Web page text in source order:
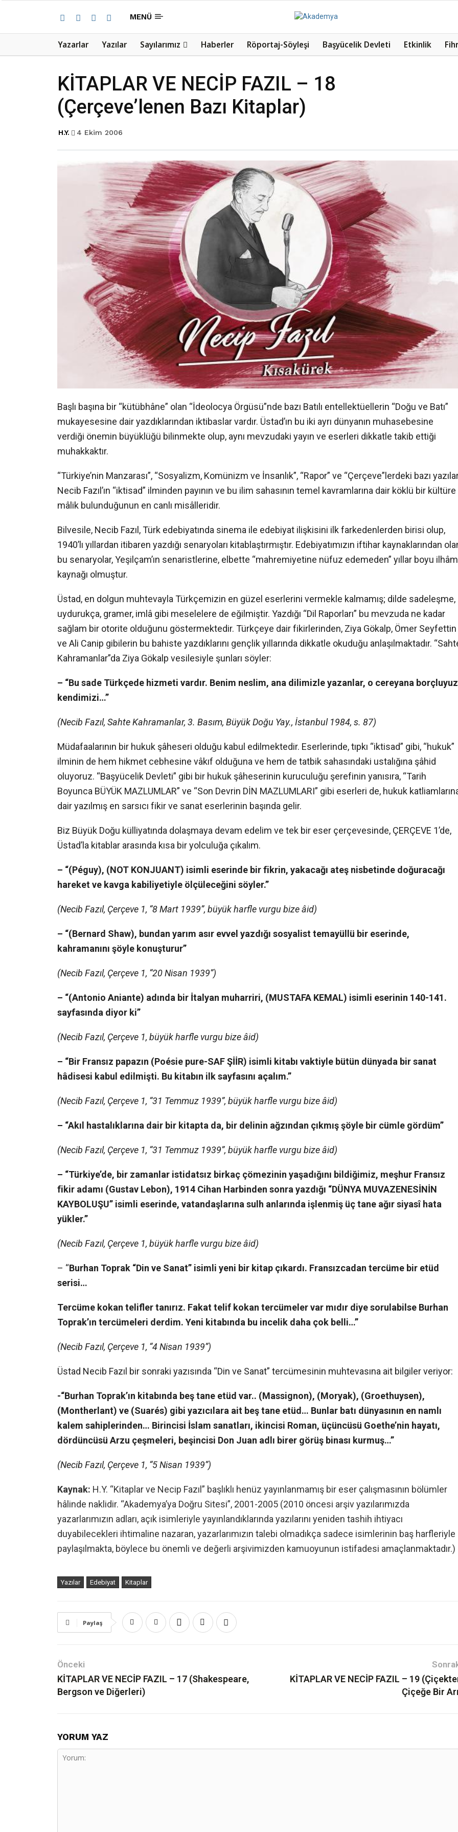
MENÜ
Yazarlar Yazılar Sayılarımız Haberler Röportaj-Söyleşi Başyücelik Devleti Etkinlik
KİTAPLAR VE NECİP FAZIL – 18
(Çerçeve’lenen Bazı Kitaplar)
H.Y. 4 Ekim 2006
Başlı başına bir “kütübhâne” olan “İdeolocya Örgüsü”nde bazı Batılı entellektüellerin “Doğu ve Batı”
mukayesesine dair yazdıklarından iktibaslar vardır. Üstad’ın bu iki ayrı dünyanın muhasebesine
verdiği önemin büyüklüğü bilinmekte olup, aynı mevzudaki yayın ve eserleri dikkatle takib ettiği
muhakkaktır.
“Türkiye’nin Manzarası”, “Sosyalizm, Komünizm ve İnsanlık”, “Rapor” ve “Çerçeve”lerdeki bazı
Necib Fazıl’ın “iktisad” ilminden payının ve bu ilim sahasının temel kavramlarına dair köklü bir kültüre
mâlik bulunduğunun en canlı misâlleridir.
Bilvesile, Necib Fazıl, Türk edebiyatında sinema ile edebiyat ilişkisini ilk farkedenlerden birisi olup,
1940’lı yıllardan itibaren yazdığı senaryoları kitablaştırmıştır. Edebiyatımızın iftihar kaynaklarından
bu senaryolar, Yeşilçam’ın senaristlerine, elbette “mahremiyetine nüfuz edemeden” yıllar boyu ilhâm
kaynağı olmuştur.
Üstad, en dolgun muhtevayla Türkçemizin en güzel eserlerini vermekle kalmamış; dilde sadeleşme,
uydurukça, gramer, imlâ gibi meselelere de eğilmiştir. Yazdığı “Dil Raporları” bu mevzuda ne kadar
sağlam bir otorite olduğunu göstermektedir. Türkçeye dair fikirlerinden, Ziya Gökalp, Ömer Seyfettin
ve Ali Canip gibilerin bu bahiste yazdıklarını gençlik yıllarında dikkatle okuduğu anlaşılmaktadır.
Kahramanlar”da Ziya Gökalp vesilesiyle şunları söyler:
– “Bu sade Türkçede hizmeti vardır. Benim neslim, ana dilimizle yazanlar, o cereyana borçluyuz
kendimizi…”
(Necib Fazıl, Sahte Kahramanlar, 3. Basım, Büyük Doğu Yay., İstanbul 1984, s. 87)
Müdafaalarının bir hukuk şâheseri olduğu kabul edilmektedir. Eserlerinde, tıpkı “iktisad” gibi, “hukuk”
ilminin de hem hikmet cebhesine vâkıf olduğuna ve hem de tatbik sahasındaki ustalığına şâhid
oluyoruz. “Başyücelik Devleti” gibi bir hukuk şâheserinin kuruculuğu şerefinin yanısıra, “Tarih
Boyunca BÜYÜK MAZLUMLAR” ve “Son Devrin DİN MAZLUMLARI” gibi eserleri de, hukuk
dair yazılmış en sarsıcı fikir ve sanat eserlerinin başında gelir.
Biz Büyük Doğu külliyatında dolaşmaya devam edelim ve tek bir eser çerçevesinde, ÇERÇEVE 1’de,
Üstad’la kitablar arasında kısa bir yolculuğa çıkalım.
– “(Péguy), (NOT KONJUANT) isimli eserinde bir fikrin, yakacağı ateş nisbetinde doğuracağı
hareket ve kavga kabiliyetiyle ölçüleceğini söyler.”
(Necib Fazıl, Çerçeve 1, “8 Mart 1939”, büyük harfle vurgu bize âid)
– “(Bernard Shaw), bundan yarım asır evvel yazdığı sosyalist temayüllü bir eserinde,
kahramanını şöyle konuşturur”
(Necib Fazıl, Çerçeve 1, “20 Nisan 1939”)
– “(Antonio Aniante) adında bir İtalyan muharriri, (MUSTAFA KEMAL) isimli eserinin 140-141.
sayfasında diyor ki”
(Necib Fazıl, Çerçeve 1, büyük harfle vurgu bize âid)
– “Bir Fransız papazın (Poésie pure-SAF ŞİİR) isimli kitabı vaktiyle bütün dünyada bir sanat
hâdisesi kabul edilmişti. Bu kitabın ilk sayfasını açalım.”
(Necib Fazıl, Çerçeve 1, “31 Temmuz 1939”, büyük harfle vurgu bize âid)
– “Akıl hastalıklarına dair bir kitapta da, bir delinin ağzından çıkmış şöyle bir cümle gördüm”
(Necib Fazıl, Çerçeve 1, “31 Temmuz 1939”, büyük harfle vurgu bize âid)
– “Türkiye’de, bir zamanlar istidatsız birkaç çömezinin yaşadığını bildiğimiz, meşhur Fransız
fikir adamı (Gustav Lebon), 1914 Cihan Harbinden sonra yazdığı “DÜNYA MUVAZENESİNİN
KAYBOLUŞU” isimli eserinde, vatandaşlarına sulh anlarında işlenmiş üç tane ağır siyasî hata
yükler.”
(Necib Fazıl, Çerçeve 1, büyük harfle vurgu bize âid)
– “Burhan Toprak “Din ve Sanat” isimli yeni bir kitap çıkardı. Fransızcadan tercüme bir etüd
serisi…
Tercüme kokan telifler tanırız. Fakat telif kokan tercümeler var mıdır diye sorulabilse Burhan
Toprak’ın tercümeleri derdim. Yeni kitabında bu incelik daha çok belli…”
(Necib Fazıl, Çerçeve 1, “4 Nisan 1939”)
Üstad Necib Fazıl bir sonraki yazısında “Din ve Sanat” tercümesinin muhtevasına ait bilgiler veriyor:
-“Burhan Toprak’ın kitabında beş tane etüd var.. (Massignon), (Moryak), (Groethuysen),
(Montherlant) ve (Suarés) gibi yazıcılara ait beş tane etüd… Bunlar batı dünyasının en namlı
kalem sahiplerinden… Birincisi İslam sanatları, ikincisi Roman, üçüncüsü Goethe’nin hayatı,
dördüncüsü Arzu çeşmeleri, beşincisi Don Juan adlı birer görüş binası kurmuş…”
(Necib Fazıl, Çerçeve 1, “5 Nisan 1939”)
Kaynak: H.Y. “Kitaplar ve Necip Fazıl” başlıklı henüz yayınlanmamış bir eser çalışmasının bölümler
hâlinde naklidir. “Akademya’ya Doğru Sitesi”, 2001-2005 (2010 öncesi arşiv yazılarımızda
yazarlarımızın adları, açık isimleriyle yayınlandıklarında yazılarını yeniden tashih ihtiyacı
duyabilecekleri ihtimaline nazaran, yazarlarımızın talebi olmadıkça sadece isimlerinin baş harfleriyle
paylaşılmakta, böylece bu önemli ve değerli arşivimizden kamuoyunun istifadesi amaçlanmaktadır.)
Yazılar Edebiyat Kitaplar
Paylaş
Önceki
KİTAPLAR VE NECİP FAZIL – 17 (Shakespeare,
Bergson ve Diğerleri)
KİTAPLAR VE NECİP FAZIL – 19
Çiçeğe Bir
YORUM YAZ